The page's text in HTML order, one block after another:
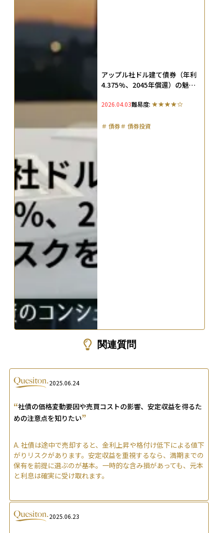
アップル社ドル建て債券（年利
4.375%、2045年償還）の魅力
2026.04.03難易度:
＃ 債券＃ 債券投資
関連質問
2025.06.24
“社債の価格変動要因や売買コストの影響、安定収益を得るた
めの注意点を知りたい”
A. 社債は途中で売却すると、金利上昇や格付け低下による値下
がりリスクがあります。安定収益を重視するなら、満期までの
保有を前提に選ぶのが基本。一時的な含み損があっても、元本
と利息は確実に受け取れます。
2025.06.23